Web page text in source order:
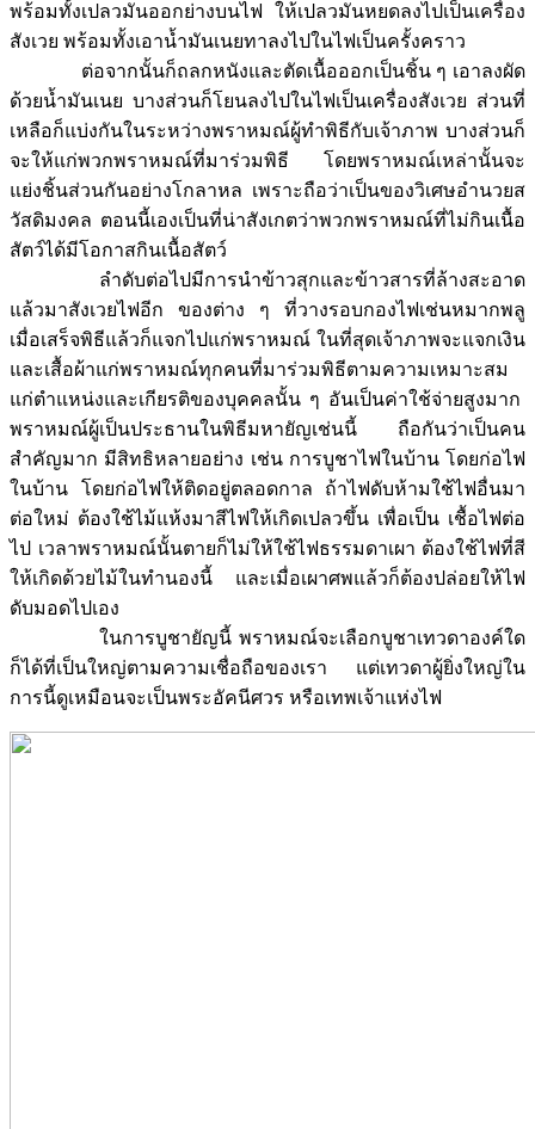
พร้อมทั้งเปลวมันออกย่างบนไฟ ให้เปลวมันหยดลงไปเป็นเครื่อง
สังเวย พร้อมทั้งเอาน้ำมันเนยทาลงไปในไฟเป็นครั้งคราว
ต่อจากนั้นก็ถลกหนังและตัดเนื้อออกเป็นชิ้น ๆ เอาลงผัด
ด้วยน้ำมันเนย บางส่วนก็โยนลงไปในไฟเป็นเครื่องสังเวย ส่วนที่
เหลือก็แบ่งกันในระหว่างพราหมณ์ผู้ทำพิธีกับเจ้าภาพ บางส่วนก็
จะให้แก่พวกพราหมณ์ที่มาร่วมพิธี โดยพราหมณ์เหล่านั้นจะ
แย่งชิ้นส่วนกันอย่างโกลาหล เพราะถือว่าเป็นของวิเศษอำนวยส
วัสดิมงคล ตอนนี้เองเป็นที่น่าสังเกตว่าพวกพราหมณ์ที่ไม่กินเนื้อ
สัตว์ได้มีโอกาสกินเนื้อสัตว์
ลำดับต่อไปมีการนำข้าวสุกและข้าวสารที่ล้างสะอาด
แล้วมาสังเวยไฟอีก ของต่าง ๆ ที่วางรอบกองไฟเช่นหมากพลู
เมื่อเสร็จพิธีแล้วก็แจกไปแก่พราหมณ์ ในที่สุดเจ้าภาพจะแจกเงิน
และเสื้อผ้าแก่พราหมณ์ทุกคนที่มาร่วมพิธีตามความเหมาะสม
แก่ตำแหน่งและเกียรติของบุคคลนั้น ๆ อันเป็นค่าใช้จ่ายสูงมาก
พราหมณ์ผู้เป็นประธานในพิธีมหายัญเช่นนี้ ถือกันว่าเป็นคน
สำคัญมาก มีสิทธิหลายอย่าง เช่น การบูชาไฟในบ้าน โดยก่อไฟ
ในบ้าน โดยก่อไฟให้ติดอยู่ตลอดกาล ถ้าไฟดับห้ามใช้ไฟอื่นมา
ต่อใหม่ ต้องใช้ไม้แห้งมาสีไฟให้เกิดเปลวขึ้น เพื่อเป็น เชื้อไฟต่อ
ไป เวลาพราหมณ์นั้นตายก็ไม่ให้ใช้ไฟธรรมดาเผา ต้องใช้ไฟที่สี
ให้เกิดด้วยไม้ในทำนองนี้ และเมื่อเผาศพแล้วก็ต้องปล่อยให้ไฟ
ดับมอดไปเอง
ในการบูชายัญนี้ พราหมณ์จะเลือกบูชาเทวดาองค์ใด
ก็ได้ที่เป็นใหญ่ตามความเชื่อถือของเรา แต่เทวดาผู้ยิ่งใหญ่ใน
การนี้ดูเหมือนจะเป็นพระอัคนีศวร หรือเทพเจ้าแห่งไฟ